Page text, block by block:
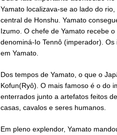
Yamato localizava-se ao lado do
central de Honshu. Yamato
Izumo. O chefe de Yamato recebe
denominá-Io Tennô (imperador).
em Yamato.
Dos tempos de Yamato, o que o
Kofun(Ryô). O mais famoso é o do
enterrados junto a artefatos feitos
casas, cavalos e seres humanos.
Em pleno explendor, Yamato